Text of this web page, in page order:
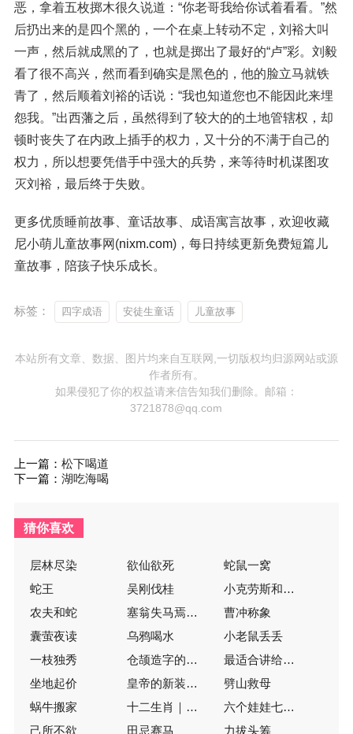
恶，拿着五枚掷木很久说道：“你老哥我给你试着看看。”然
后扔出来的是四个黑的，一个在桌上转动不定，刘裕大叫
一声，然后就成黑的了，也就是掷出了最好的“卢”彩。刘毅
看了很不高兴，然而看到确实是黑色的，他的脸立马就铁
青了，然后顺着刘裕的话说：“我也知道您也不能因此来埋
怨我。”出西藩之后，虽然得到了较大的的土地管辖权，却
顿时丧失了在内政上插手的权力，又十分的不满于自己的
权力，所以想要凭借手中强大的兵势，来等待时机谋图攻
灭刘裕，最后终于失败。
更多优质睡前故事、童话故事、成语寓言故事，欢迎收藏
尼小萌儿童故事网(nixm.com)，每日持续更新免费短篇儿
童故事，陪孩子快乐成长。
标签： 四字成语 安徒生童话 儿童故事
本站所有文章、数据、图片均来自互联网,一切版权均归源网站或源
作者所有。
如果侵犯了你的权益请来信告知我们删除。邮箱：
3721878@qq.com
上一篇： 松下喝道
下一篇： 湖吃海喝
猜你喜欢
层林尽染 欲仙欲死
蛇鼠一窝
蛇王
吴刚伐桂
小克劳斯和大克劳斯
农夫和蛇
塞翁失马焉知非福
曹冲称象
囊萤夜读
乌鸦喝水
小老鼠丢丢
一枝独秀
仓颉造字的传说
最适合讲给孩子的365个经典故事
坐地起价
皇帝的新装（注音版）
劈山救母
蜗牛搬家
十二生肖｜动物渡河比赛
六个娃娃七个坑
己所不欲
田忌赛马 力拔头筹